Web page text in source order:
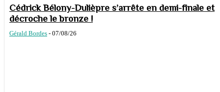
Cédrick Bélony-Dulièpre s’arrête en demi-finale et
décroche le bronze !
Gérald Bordes - 07/08/26